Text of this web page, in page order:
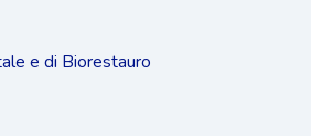
e di Biorestauro